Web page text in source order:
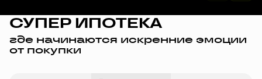
СУПЕР ИПОТЕКА
где начинаются искренние эмоции
от покупки